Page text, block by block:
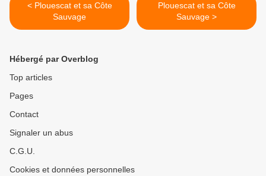
< Plouescat et sa Côte
Sauvage
Plouescat et sa Côte
Sauvage >
Hébergé par Overblog
Top articles
Pages
Contact
Signaler un abus
C.G.U.
Cookies et données personnelles